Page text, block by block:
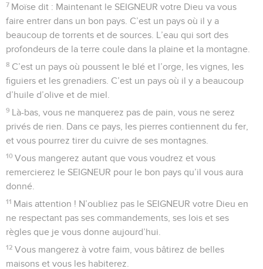
7 Moïse dit : Maintenant le SEIGNEUR votre Dieu va vous
faire entrer dans un bon pays. C’est un pays où il y a
beaucoup de torrents et de sources. L’eau qui sort des
profondeurs de la terre coule dans la plaine et la montagne.
8 C’est un pays où poussent le blé et l’orge, les vignes, les
figuiers et les grenadiers. C’est un pays où il y a beaucoup
d’huile d’olive et de miel.
9 Là-bas, vous ne manquerez pas de pain, vous ne serez
privés de rien. Dans ce pays, les pierres contiennent du fer,
et vous pourrez tirer du cuivre de ses montagnes.
10 Vous mangerez autant que vous voudrez et vous
remercierez le SEIGNEUR pour le bon pays qu’il vous aura
donné.
11 Mais attention ! N’oubliez pas le SEIGNEUR votre Dieu en
ne respectant pas ses commandements, ses lois et ses
règles que je vous donne aujourd’hui.
12 Vous mangerez à votre faim, vous bâtirez de belles
maisons et vous les habiterez.